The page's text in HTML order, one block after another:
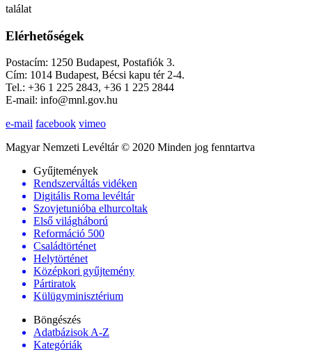
találat
Elérhetőségek
Postacím: 1250 Budapest, Postafiók 3.
Cím: 1014 Budapest, Bécsi kapu tér 2-4.
Tel.: +36 1 225 2843, +36 1 225 2844
E-mail: info@mnl.gov.hu
e-mail facebook vimeo
Magyar Nemzeti Levéltár © 2020 Minden jog fenntartva
Gyűjtemények
Rendszerváltás vidéken
Digitális Roma levéltár
Szovjetunióba elhurcoltak
Első világháború
Reformáció 500
Családtörténet
Helytörténet
Középkori gyűjtemény
Pártiratok
Külügyminisztérium
Böngészés
Adatbázisok A-Z
Kategóriák